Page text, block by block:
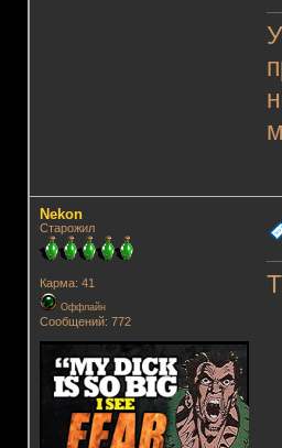
Nekon
Старожил
Карма: 41
Оффлайн
Сообщений: 772